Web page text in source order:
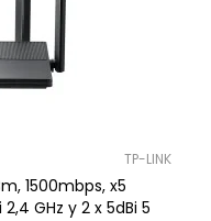
TP-LINK
1500mbps, x5
GHz y 2 x 5dBi 5